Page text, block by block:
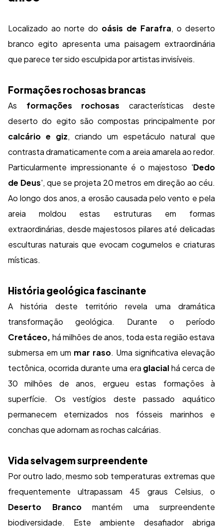
Localizado ao norte do oásis de Farafra, o deserto
branco egito apresenta uma paisagem extraordinária
que parece ter sido esculpida por artistas invisíveis.
Formações rochosas brancas
As formações rochosas características deste
deserto do egito são compostas principalmente por
calcário e giz, criando um espetáculo natural que
contrasta dramaticamente com a areia amarela ao redor.
Particularmente impressionante é o majestoso 'Dedo
de Deus', que se projeta 20 metros em direção ao céu.
Ao longo dos anos, a erosão causada pelo vento e pela
areia moldou estas estruturas em formas
extraordinárias, desde majestosos pilares até delicadas
esculturas naturais que evocam cogumelos e criaturas
místicas.
História geológica fascinante
A história deste território revela uma dramática
transformação geológica. Durante o período
Cretáceo, há milhões de anos, toda esta região estava
submersa em um mar raso. Uma significativa elevação
tectônica, ocorrida durante uma era glacialhá cerca de
30 milhões de anos, ergueu estas formações à
superfície. Os vestígios deste passado aquático
permanecem eternizados nos fósseis marinhos e
conchas que adornam as rochas calcárias.
Vida selvagem surpreendente
Por outro lado, mesmo sob temperaturas extremas que
frequentemente ultrapassam 45 graus Celsius, o
Deserto Brancomantém uma surpreendente
biodiversidade. Este ambiente desafiador abriga